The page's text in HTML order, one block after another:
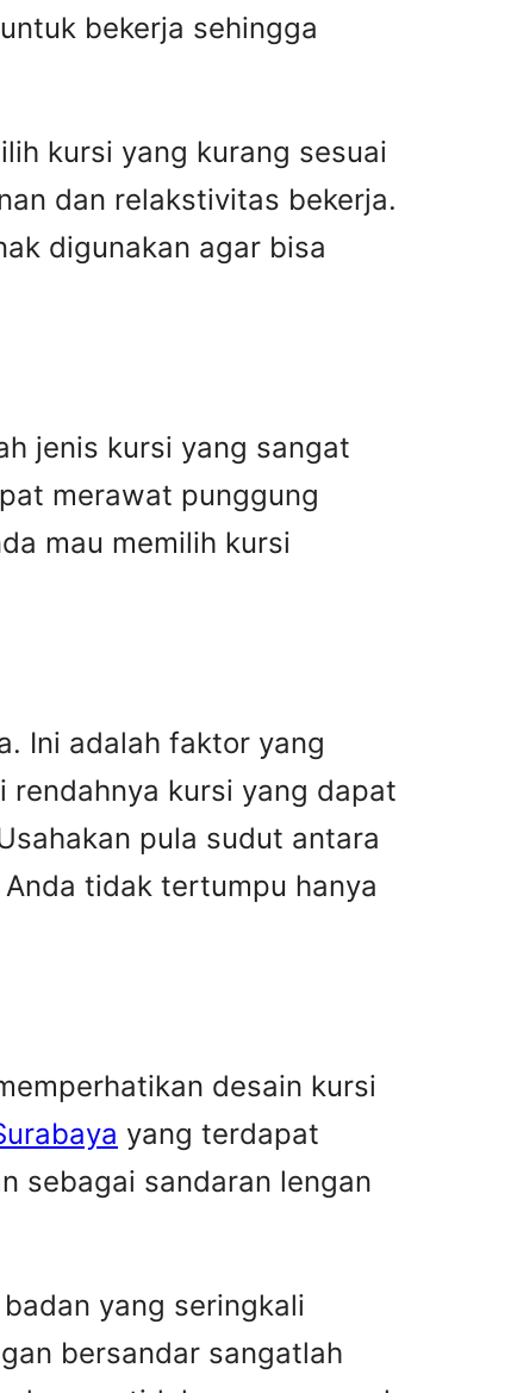
bekerja sehingga
kursi yang kurang sesuai
dan relakstivitas bekerja.
digunakan agar bisa
jenis kursi yang sangat
merawat punggung
mau memilih kursi
Ini adalah faktor yang
rendahnya kursi yang dapat
pula sudut antara
tidak tertumpu hanya
desain kursi
yang terdapat
sebagai sandaran lengan
yang seringkali
bersandar sangatlah